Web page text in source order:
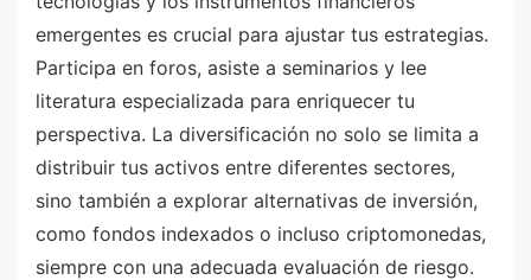
emergentes es crucial para ajustar tus estrategias.
Participa en foros, asiste a seminarios y lee
literatura especializada para enriquecer tu
perspectiva. La diversificación no solo se limita a
distribuir tus activos entre diferentes sectores,
sino también a explorar alternativas de inversión,
como fondos indexados o incluso criptomonedas,
siempre con una adecuada evaluación de riesgo.